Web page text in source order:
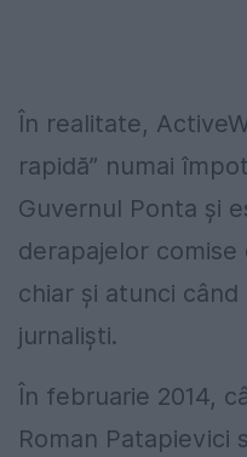
În realitate,
rapidă” numai
Guvernul Ponta și
derapajelor comise
chiar și atunci
jurnaliști.
În februarie 2014,
Roman Patapievici